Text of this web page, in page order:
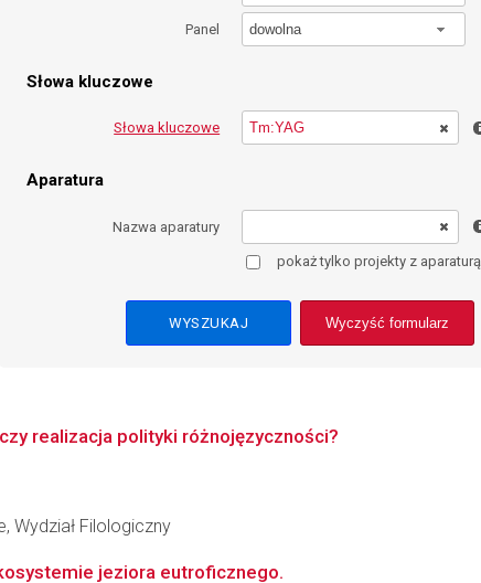
Panel dowolna
Słowa kluczowe
Słowa kluczowe
Aparatura
Nazwa aparatury
pokaż tylko projekty z aparaturą
Wyczyść formularz
realizacja polityki różnojęzyczności?
Wydział Filologiczny
jeziora eutroficznego.